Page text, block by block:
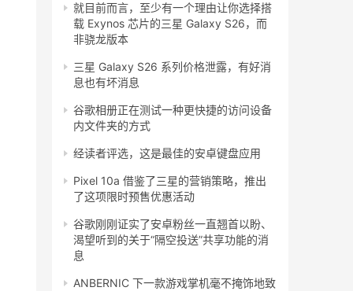
就目前而言，至少有一个理由让你选择搭
载 Exynos 芯片的三星 Galaxy S26，而
非骁龙版本
三星 Galaxy S26 系列价格泄露，有好消
息也有坏消息
谷歌相册正在测试一种更快捷的访问设备
内文件夹的方式
经读者评选，这是最佳的安卓键盘应用
Pixel 10a 借鉴了三星的营销策略，推出
了这项限时预售优惠活动
谷歌刚刚证实了安卓粉丝一直翘首以盼、
渴望听到的关于“隔空投送”共享功能的消
息
ANBERNIC 下一款游戏掌机毫不掩饰地致